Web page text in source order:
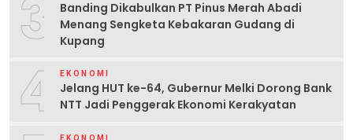
3
Banding Dikabulkan PT Pinus Merah Abadi
Menang Sengketa Kebakaran Gudang di
Kupang
4 EKONOMI
Jelang HUT ke-64, Gubernur Melki Dorong Bank
NTT Jadi Penggerak Ekonomi Kerakyatan
EKONOMI